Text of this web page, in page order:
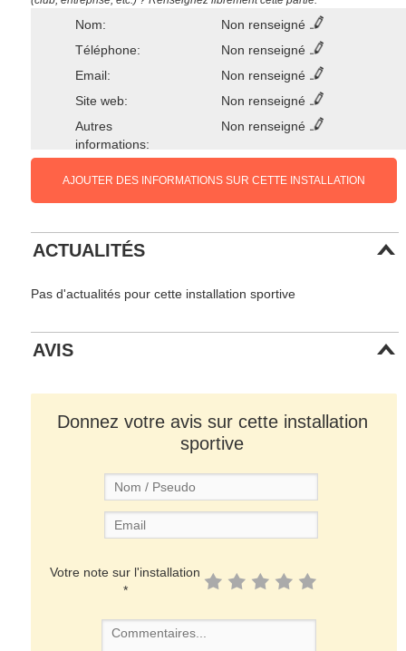
Nom:
Non renseigné
Téléphone:
Non renseigné
Email:
Non renseigné
Site web:
Non renseigné
Autres
informations:
Non renseigné
AJOUTER DES INFORMATIONS SUR CETTE INSTALLATION
ACTUALITÉS
Pas d'actualités pour cette installation sportive
AVIS
Donnez votre avis sur cette installation
sportive
Votre note sur l'installation
*